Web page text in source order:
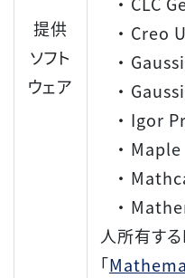
提供
ソフト
ウェア
・ Creo
・
・
・ Igor
・ Maple
・
・
人所有す
「